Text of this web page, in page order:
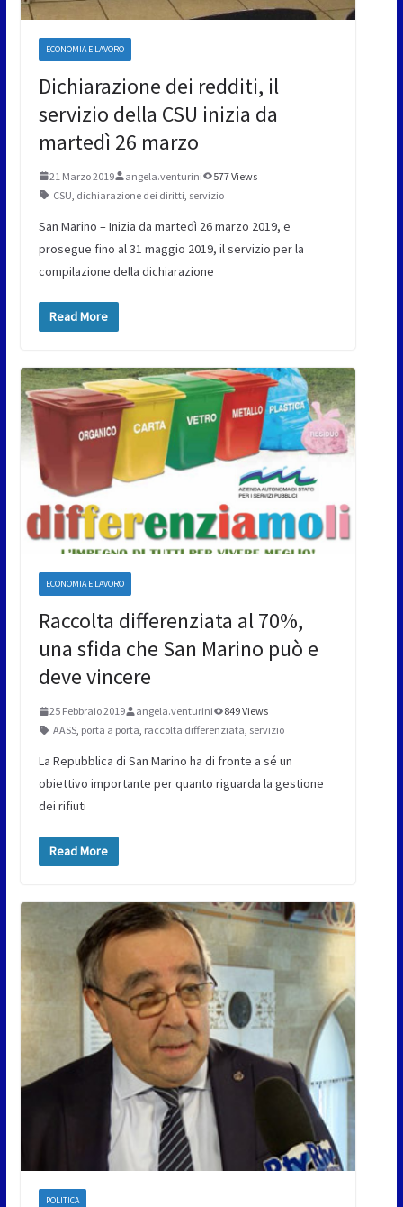
ECONOMIA E LAVORO
Dichiarazione dei redditi, il
servizio della CSU inizia da
martedì 26 marzo
21 Marzo 2019 angela.venturini
577 Views
CSU dichiarazione dei diritti servizio
San Marino – Inizia da martedì 26 marzo 2019, e
prosegue fino al 31 maggio 2019, il servizio per la
compilazione della dichiarazione
Read More
ECONOMIA E LAVORO
Raccolta differenziata al 70%,
una sfida che San Marino può e
deve vincere
25 Febbraio 2019 angela.venturini
849 Views
AASS, porta a porta, raccolta differenziata, servizio
La Repubblica di San Marino ha di fronte a sé un
obiettivo importante per quanto riguarda la gestione
dei rifiuti
Read More
POLITICA